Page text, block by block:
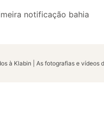
notificação bahia
à Klabin | As fotografias e